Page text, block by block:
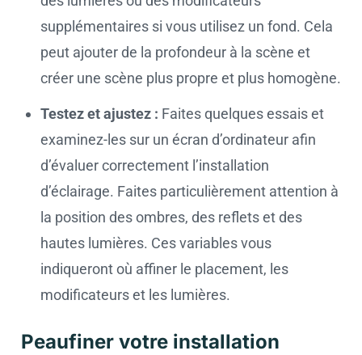
supplémentaires si vous utilisez un fond. Cela
peut ajouter de la profondeur à la scène et
créer une scène plus propre et plus homogène.
Testez et ajustez : Faites quelques essais et
examinez-les sur un écran d’ordinateur afin
d’évaluer correctement l’installation
d’éclairage. Faites particulièrement attention à
la position des ombres, des reflets et des
hautes lumières. Ces variables vous
indiqueront où affiner le placement, les
modificateurs et les lumières.
Peaufiner votre installation